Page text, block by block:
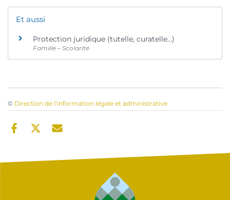
Et aussi
Protection juridique (tutelle, curatelle…)
Famille – Scolarité
© Direction de l’information légale et administrative